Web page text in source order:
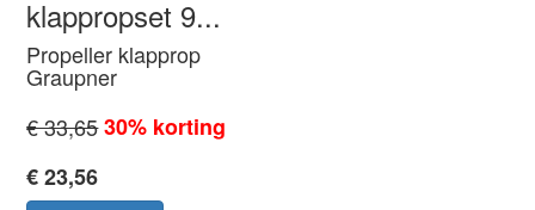
klappropset 9...
Propeller klapprop
Graupner
€ 33,6530% korting
€ 23,56